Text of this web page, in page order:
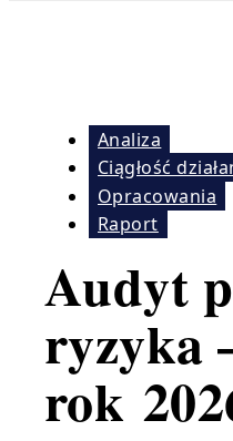
Analiza
Ciągłość
Opracowania
Raport
Audyt
ryzyka
rok